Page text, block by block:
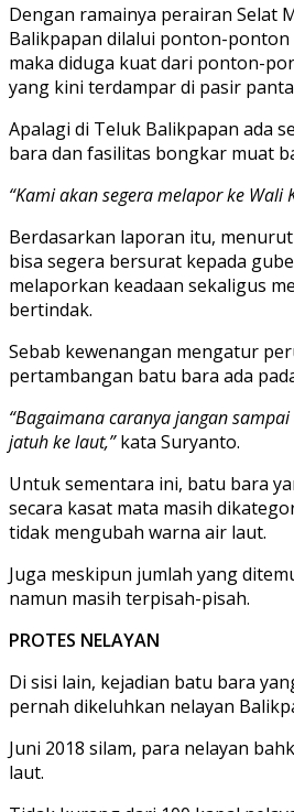
Dengan ramainya perairan Selat
Balikpapan dilalui ponton-
maka diduga kuat dari ponton-
yang kini terdampar di pasir
Apalagi di Teluk Balikpapan ada
bara dan fasilitas bongkar muat
“Kami akan segera melapor ke Wali
Berdasarkan laporan itu,
bisa segera bersurat kepada
melaporkan keadaan sekaligus
bertindak.
Sebab kewenangan mengatur
pertambangan batu bara ada
“Bagaimana caranya jangan
jatuh ke laut,”kata Suryanto.
Untuk sementara ini, batu bara
secara kasat mata masih
tidak mengubah warna air laut.
Juga meskipun jumlah yang
namun masih terpisah-pisah.
PROTES NELAYAN
Di sisi lain, kejadian batu bara
pernah dikeluhkan nelayan
Juni 2018 silam, para nelayan
laut.